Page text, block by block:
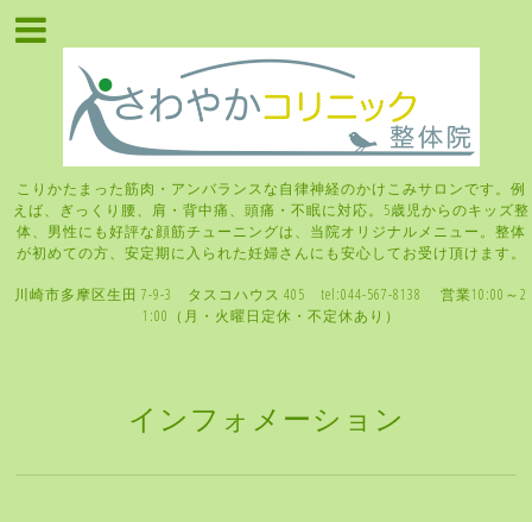
こりかたまった筋肉・アンバランスな自律神経のかけこみサロンです。例
えば、ぎっくり腰、肩・背中痛、頭痛・不眠に対応。5歳児からのキッズ整
体、男性にも好評な顔筋チューニングは、当院オリジナルメニュー。整体
が初めての方、安定期に入られた妊婦さんにも安心してお受け頂けます。
川崎市多摩区生田 7-9-3 タスコハウス 405 tel:044-567-8138 営業10:00～2
1:00（月・火曜日定休・不定休あり）
インフォメーション